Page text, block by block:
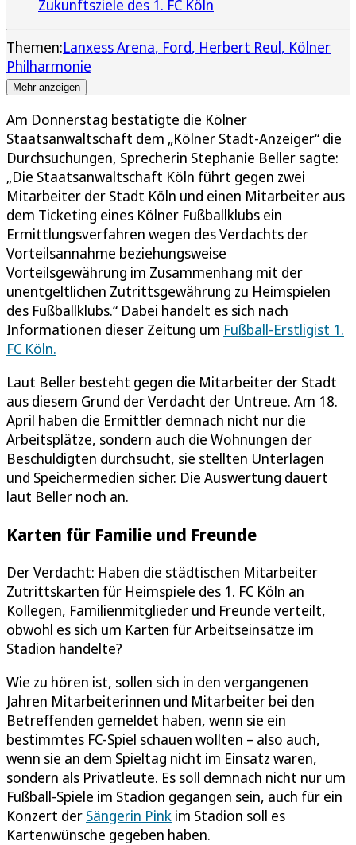
Zukunftsziele des 1. FC Köln
Themen:Lanxess Arena Ford Herbert Reul Kölner
Philharmonie
Mehr anzeigen
Am Donnerstag bestätigte die Kölner
Staatsanwaltschaft dem „Kölner Stadt-Anzeiger“ die
Durchsuchungen, Sprecherin Stephanie Beller sagte:
„Die Staatsanwaltschaft Köln führt gegen zwei
Mitarbeiter der Stadt Köln und einen Mitarbeiter aus
dem Ticketing eines Kölner Fußballklubs ein
Ermittlungsverfahren wegen des Verdachts der
Vorteilsannahme beziehungsweise
Vorteilsgewährung im Zusammenhang mit der
unentgeltlichen Zutrittsgewährung zu Heimspielen
des Fußballklubs.“ Dabei handelt es sich nach
Informationen dieser Zeitung um Fußball-Erstligist 1.
FC Köln.
Laut Beller besteht gegen die Mitarbeiter der Stadt
aus diesem Grund der Verdacht der Untreue. Am 18.
April haben die Ermittler demnach nicht nur die
Arbeitsplätze, sondern auch die Wohnungen der
Beschuldigten durchsucht, sie stellten Unterlagen
und Speichermedien sicher. Die Auswertung dauert
laut Beller noch an.
Karten für Familie und Freunde
Der Verdacht: Haben die städtischen Mitarbeiter
Zutrittskarten für Heimspiele des 1. FC Köln an
Kollegen, Familienmitglieder und Freunde verteilt,
obwohl es sich um Karten für Arbeitseinsätze im
Stadion handelte?
Wie zu hören ist, sollen sich in den vergangenen
Jahren Mitarbeiterinnen und Mitarbeiter bei den
Betreffenden gemeldet haben, wenn sie ein
bestimmtes FC-Spiel schauen wollten – also auch,
wenn sie an dem Spieltag nicht im Einsatz waren,
sondern als Privatleute. Es soll demnach nicht nur um
Fußball-Spiele im Stadion gegangen sein, auch für ein
Konzert der Sängerin Pink im Stadion soll es
Kartenwünsche gegeben haben.